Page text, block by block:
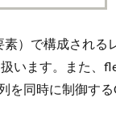
）で構成される
います。また、
同時に制御する